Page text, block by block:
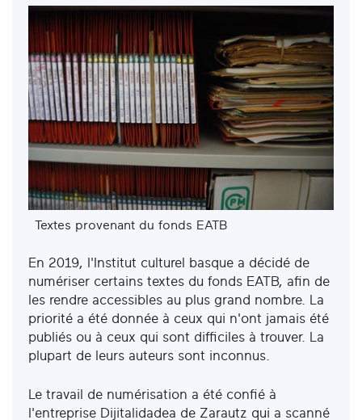
Textes provenant du fonds EATB
En 2019, l'Institut culturel basque a décidé de
numériser certains textes du fonds EATB, afin de
les rendre accessibles au plus grand nombre. La
priorité a été donnée à ceux qui n'ont jamais été
publiés ou à ceux qui sont difficiles à trouver. La
plupart de leurs auteurs sont inconnus.
Le travail de numérisation a été confié à
l'entreprise Dijitalidadea de Zarautz qui a scanné